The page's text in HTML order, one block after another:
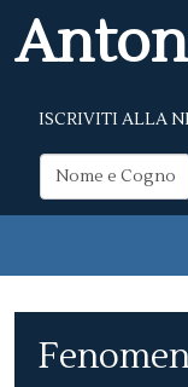
ISCRIVITI ALLA